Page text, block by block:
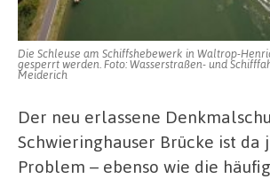
Die Schleuse am Schiffshebewerk in Waltrop-
gesperrt werden. Foto: Wasserstraßen- und
Meiderich
Der neu erlassene
Schwieringhauser Brücke ist da
Problem – ebenso wie die